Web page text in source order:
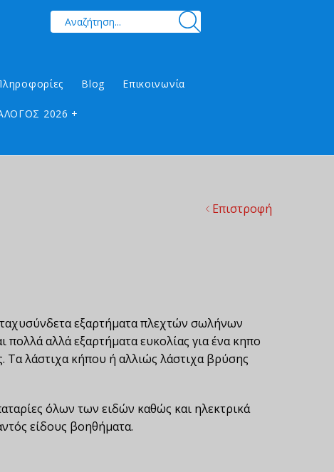
Blog Επικοινωνία
2026 +
Επιστροφή
ταχυσύνδετα εξαρτήματα πλεχτών σωλήνων
πολλά αλλά εξαρτήματα ευκολίας για ένα κηπο
Τα λάστιχα κήπου ή αλλιώς λάστιχα βρύσης
όλων των ειδών καθώς και ηλεκτρικά
είδους βοηθήματα.